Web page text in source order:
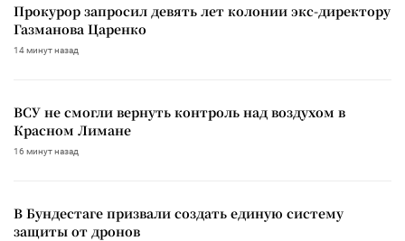
Прокурор запросил девять лет колонии экс-директору
Газманова Царенко
14 минут назад
ВСУ не смогли вернуть контроль над воздухом в
Красном Лимане
16 минут назад
В Бундестаге призвали создать единую систему
защиты от дронов